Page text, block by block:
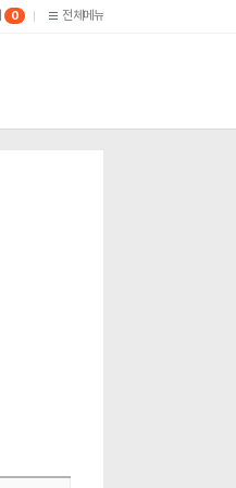
0 전체메뉴